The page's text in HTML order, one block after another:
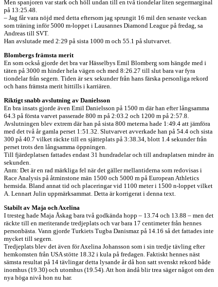
Men spanjoren var stark och höll undan till en två tiondelar liten segermarginal
på 13:25.48.
– Jag får vara nöjd med detta eftersom jag sprungit 16 mil den senaste veckan
som träning inför 5000 m-loppet i Lausannes Diamond League på fredag, sa
Andreas till SVT.
Han avslutade med 2:29 på sista 1000 m och 55.1 på slutvarvet.
Blombergs främsta merit
En som också gjorde det bra var Hässelbys Emil Blomberg som hängde med i
täten på 3000 m hinder hela vägen och med 8:26.27 till slut bara var fyra
tiondelar från segern. Tiden är sex sekunder från hans färska personliga rekord
och hans främsta merit hittills i karriären.
Riktigt snabb avslutning av Danielsson
En bra insats gjorde även Emil Danielsson på 1500 m där han efter långsamma
64.3 på första varvet passerade 800 m på 2:03.2 och 1200 m på 2:57.8.
Avslutningen blev extrem där han på sista 800 meterna hade 1:49.4 att jämföra
med det två år gamla perset 1:51.32. Slutvarvet avverkade han på 54.4 och sista
300 på 40.7 vilket räckte till en sjätteplats på 3:38.34, blott 1.4 sekunder från
perset trots den långsamma öppningen.
Till fjärdeplatsen fattades endast 31 hundradelar och till andraplatsen mindre än
sekunden.
Anm: Det är en rad märkliga fel när det gäller mellantiderna som redovisas i
Race Analysis på åtminstone män 1500 och 5000 m på European Athletics
hemsida. Bland annat tid och placeringar vid 1100 meter i 1500 n-loppet vilket
A. Lennart Julin uppmärksammat. Detta är korrigerat i denna text.
Stabilt av Maja och Axelina
I tresteg hade Maja Åskag bara två godkända hopp – 13.74 och 13.88 – men det
räckte till en meriterande tredjeplats och var bara 17 centimeter från hennes
personbästa. Vann gjorde Turkiets Tugba Danismaz på 14.16 så det fattades inte
mycket till segern.
Tredjeplats blev det även för Axelina Johansson som i sin tredje tävling efter
hemkomsten från USA stötte 18.32 i kula på fredagen. Faktiskt hennes näst
sämsta resultat på 14 tävlingar detta lysande år då hon satt svenskt rekord både
inomhus (19.30) och utomhus (19.54). Att hon ändå blir trea säger något om den
nya höga nivå hon nu har.